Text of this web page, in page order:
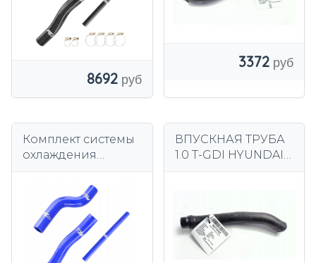
8692
3372
Комплект системы
охлаждения
Hyundai Genesis
Coupe 2.0T 2010-
2012 гг.
ВПУСКНАЯ ТРУБА
1.0 T-GDI HYUNDAI